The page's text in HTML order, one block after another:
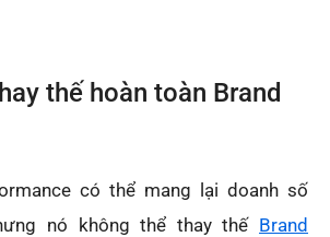
thế hoàn toàn Brand
có thể mang lại doanh số
nó không thể thay thế Brand